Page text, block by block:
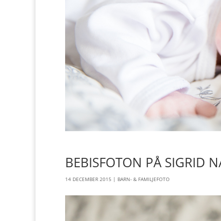
BEBISFOTON PÅ SIGRID
14 DECEMBER 2015 | BARN- & FAMILJEFOTO